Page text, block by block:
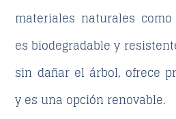
materiales naturales
es biodegradable y
sin dañar el árbol, ofrece
y es una opción renovable.